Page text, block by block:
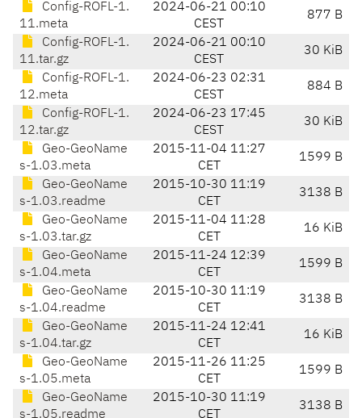
Config-ROFL-1.
11.meta
2024-06-21 00:10
CEST
877 B
Config-ROFL-1.
11.tar.gz
2024-06-21 00:10
CEST
30 KiB
Config-ROFL-1.
12.meta
2024-06-23 02:31
CEST
884 B
Config-ROFL-1.
12.tar.gz
2024-06-23 17:45
CEST
30 KiB
Geo-GeoName
s-1.03.meta
2015-11-04 11:27
CET
1599 B
Geo-GeoName
s-1.03.readme
2015-10-30 11:19
CET
3138 B
Geo-GeoName
s-1.03.tar.gz
2015-11-04 11:28
CET
16 KiB
Geo-GeoName
s-1.04.meta
2015-11-24 12:39
CET
1599 B
Geo-GeoName
s-1.04.readme
2015-10-30 11:19
CET
3138 B
Geo-GeoName
s-1.04.tar.gz
2015-11-24 12:41
CET
16 KiB
Geo-GeoName
s-1.05.meta
2015-11-26 11:25
CET
1599 B
Geo-GeoName
s-1.05.readme
2015-10-30 11:19
CET
3138 B